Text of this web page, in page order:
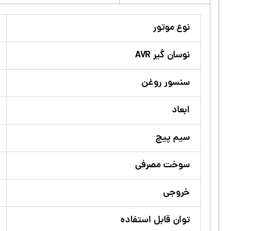
نوع موتور
نوسان گیر AVR
سنسور روغن
ابعاد
سیم پیچ
سوخت مصرفی
خروجی
توان قابل استفاده